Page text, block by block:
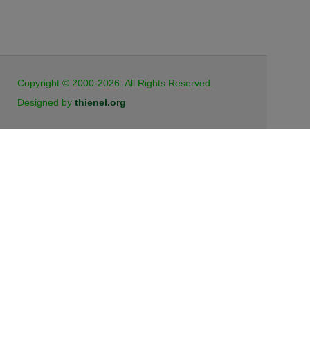
Copyright © 2000-2026. All Rights Reserved.
Designed by thienel.org